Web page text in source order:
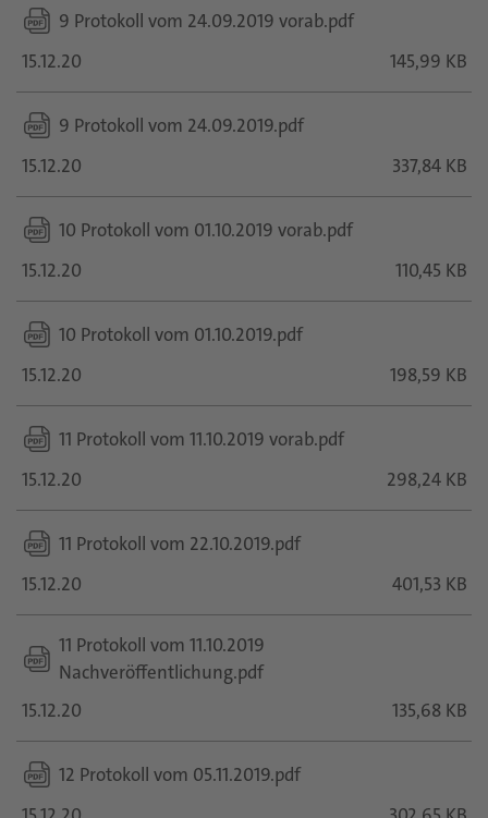
9 Protokoll vom 24.09.2019 vorab.pdf
15.12.20
145,99 KB
9 Protokoll vom 24.09.2019.pdf
15.12.20
337,84 KB
10 Protokoll vom 01.10.2019 vorab.pdf
15.12.20
110,45 KB
10 Protokoll vom 01.10.2019.pdf
15.12.20
198,59 KB
11 Protokoll vom 11.10.2019 vorab.pdf
15.12.20
298,24 KB
11 Protokoll vom 22.10.2019.pdf
15.12.20
401,53 KB
11 Protokoll vom 11.10.2019
Nachveröffentlichung.pdf
15.12.20
135,68 KB
12 Protokoll vom 05.11.2019.pdf